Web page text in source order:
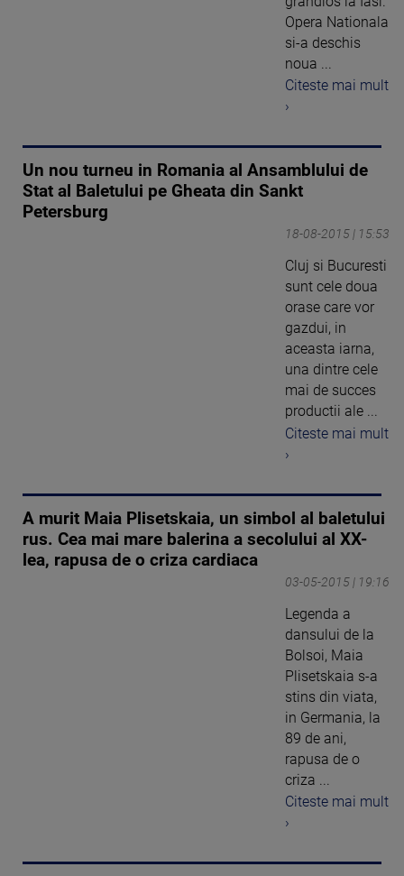
Opera Nationala
si-a deschis
noua ...
Citeste mai mult
›
Un nou turneu in Romania al Ansamblului de
Stat al Baletului pe Gheata din Sankt
Petersburg
18-08-2015 | 15:53
Cluj si Bucuresti
sunt cele doua
orase care vor
gazdui, in
aceasta iarna,
una dintre cele
mai de succes
productii ale ...
Citeste mai mult
›
A murit Maia Plisetskaia, un simbol al baletului
rus. Cea mai mare balerina a secolului al XX-
lea, rapusa de o criza cardiaca
03-05-2015 | 19:16
Legenda a
dansului de la
Bolsoi, Maia
Plisetskaia s-a
stins din viata,
in Germania, la
89 de ani,
rapusa de o
criza ...
Citeste mai mult
›